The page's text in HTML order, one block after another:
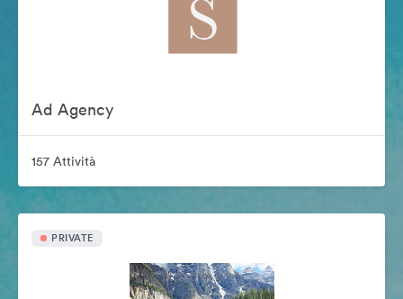
Ad Agency
157 Attività
PRIVATE